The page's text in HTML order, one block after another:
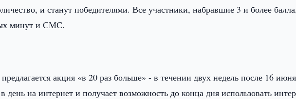
и станут победителями. Все участники, набравшие 3 и более
минут и СМС.
акция «в 20 раз больше» - в течении двух недель после 16 июня
день на интернет и получает возможность до конца дня использовать